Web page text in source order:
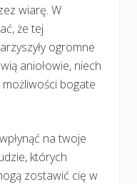
wiarę. W
że tej
ogromne
aniołowie, niech
bogate
na twoje
których
zostawić cię w